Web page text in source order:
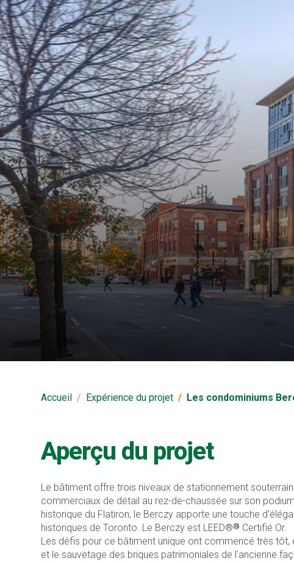
Accueil Expérience du projet Les condominiums
Aperçu du projet
Le bâtiment offre trois niveaux de stationnement
commerciaux de détail au rez-de-chaussée sur son
historique du Flatiron, le Berczy apporte une touche
historiques de Toronto. Le Berczy est LEED®® Certifié Or.
Les défis pour ce bâtiment unique ont commencé très
et le sauvetage des briques patrimoniales de l'ancienne